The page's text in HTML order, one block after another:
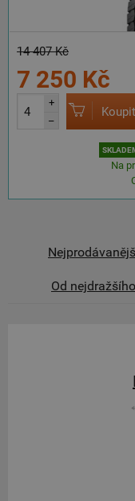
14 407 Kč
7 250 Kč
+
–
Koupit
Na
Od nejdražšího